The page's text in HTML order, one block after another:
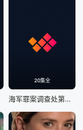
20集全
海军罪案调查处第二十三季